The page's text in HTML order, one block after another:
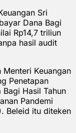
Sri
Dana Bagi
Rp14,7 triliun
hasil audit
Keuangan
Penetapan
Hasil Tahun
Pandemi
Beleid itu diteken